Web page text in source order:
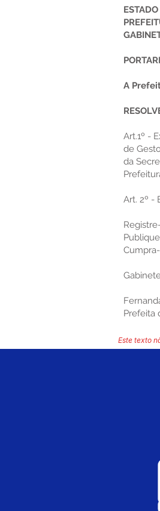
A
Art.1º -
de
da
Art. 2º -
Prefeita
Este texto